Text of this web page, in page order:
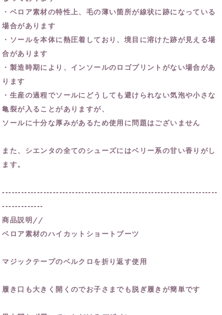
・ベロア素材の特性上、毛の薄い箇所が線状に跡になっている
場合があります
・ソールを本体に熱圧着しており、境目に溶けた跡が見える場
合があります
・製造時期により、インソールのロゴプリントがない場合があ
ります
・生産の過程でソールにどうしても避けられない気泡や小さな
亀裂が入ることがありますが、
ソールに十分な厚みがあるため使用に問題はございません
また、シエンタの全てのシューズにはベリー系の甘い香りがし
ます。
--------------------------------------------------------------------
-------------
商品説明//
ベロア素材のハイカットショートブーツ
マジックテープのベルクロを折り返す使用
履き口も大きく開くのでお子さまでも脱ぎ履きが簡単です